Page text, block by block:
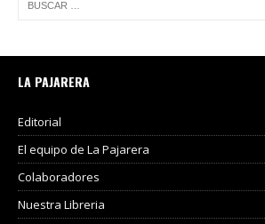
LA PAJARERA
Editorial
El equipo de La Pajarera
Colaboradores
Nuestra Libreria